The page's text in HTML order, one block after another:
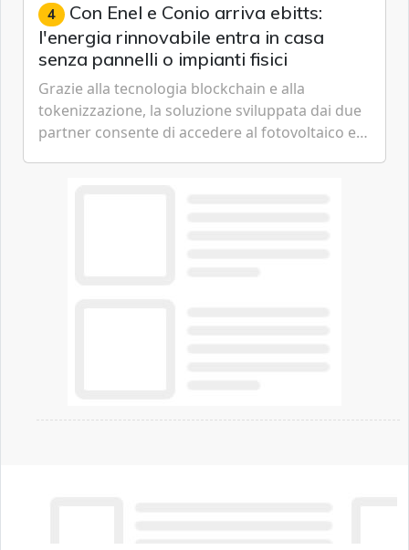
4 Con Enel e Conio arriva ebitts:
l'energia rinnovabile entra in casa
senza pannelli o impianti fisici
Grazie alla tecnologia blockchain e alla
tokenizzazione, la soluzione sviluppata dai due
partner consente di accedere al fotovoltaico e